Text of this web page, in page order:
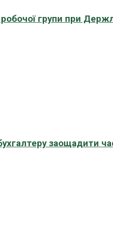
групи при
заощадити